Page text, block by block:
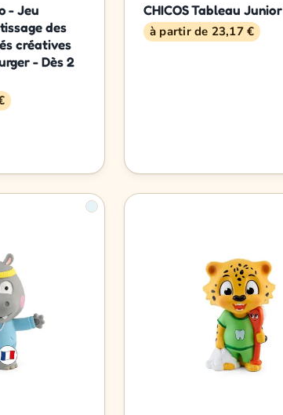
- Jeu
des
créatives
- Dès 2
CHICOS Tableau Junior
à partir de 23,17 €